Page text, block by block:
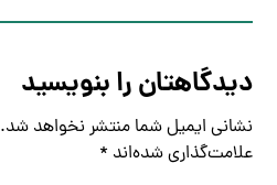
دیدگاهتان را بنویسید
نشانی ایمیل شما منتشر نخواهد شد.
علامت‌گذاری شده‌اند *